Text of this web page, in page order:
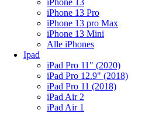
iPhone 13
iPhone 13 Pro
iPhone 13 pro Max
iPhone 13 Mini
Alle iPhones
Ipad
iPad Pro 11" (2020)
iPad Pro 12.9" (2018)
iPad Pro 11 (2018)
iPad Air 2
iPad Air 1